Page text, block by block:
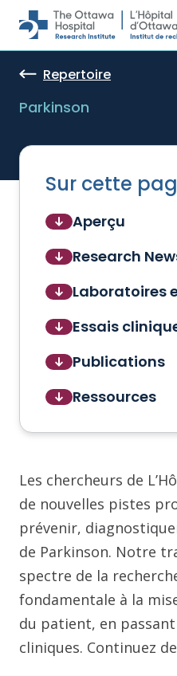
Skip to main content
Repertoire
Parkinson
Sur cette
Aperçu
Research
Laboratoires
Essais
Publications
Ressources
Les chercheurs de
de nouvelles pistes
prévenir,
de Parkinson. Notre
spectre de la
fondamentale à la
du patient, en
cliniques. Continuez